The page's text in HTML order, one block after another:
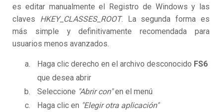
es editar manualmente el Registro de Windows y las
claves HKEY_CLASSES_ROOT. La segunda forma es
más simple y definitivamente recomendada para
usuarios menos avanzados.
Haga clic derecho en el archivo desconocido FS6
que desea abrir
Seleccione "Abrir con"en el menú
Haga clic en "Elegir otra aplicación"